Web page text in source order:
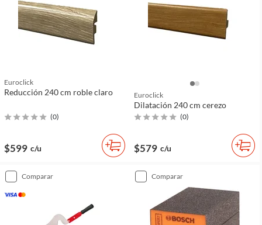
Euroclick
Reducción 240 cm roble claro
(0)
$599 c/u
Euroclick
Dilatación 240 cm cerezo
(0)
$579 c/u
comparar comparar